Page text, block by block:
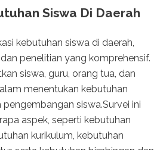
Siswa Di Daerah
kebutuhan siswa di daerah,
penelitian yang komprehensif.
siswa, guru, orang tua, dan
menentukan kebutuhan
siswa.Survei ini
aspek, seperti kebutuhan
kurikulum, kebutuhan